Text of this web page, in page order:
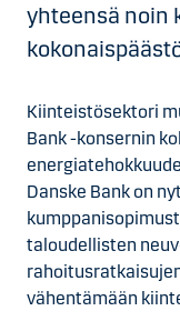
yhteensä noin
Kiinteistösektori
Bank -konsernin
Danske Bank on
taloudellisten
vähentämään